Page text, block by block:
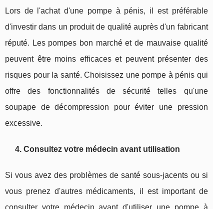
Lors de l'achat d'une pompe à pénis, il est préférable
d'investir dans un produit de qualité auprès d'un fabricant
réputé. Les pompes bon marché et de mauvaise qualité
peuvent être moins efficaces et peuvent présenter des
risques pour la santé. Choisissez une pompe à pénis qui
offre des fonctionnalités de sécurité telles qu'une
soupape de décompression pour éviter une pression
excessive.
4. Consultez votre médecin avant utilisation
Si vous avez des problèmes de santé sous-jacents ou si
vous prenez d'autres médicaments, il est important de